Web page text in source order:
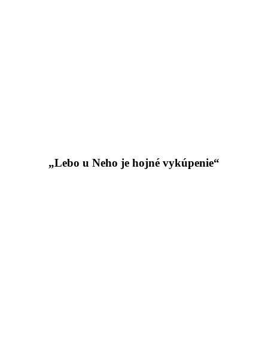
„Lebo u Neho je hojné vykúpenie“